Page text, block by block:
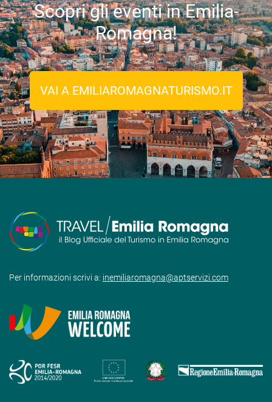
Scopri gli eventi in Emilia-
Romagna!
VAI A EMILIAROMAGNATURISMO.IT
Per informazioni scrivi a: inemiliaromagna@aptservizi.com